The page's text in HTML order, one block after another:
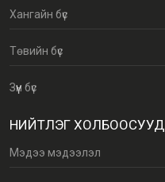
Хангайн бүс
Төвийн бүс
Зүүн бүс
НИЙТЛЭГ ХОЛБООСУУД
Мэдээ мэдээлэл